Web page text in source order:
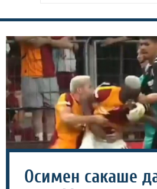
Осимен сакаше